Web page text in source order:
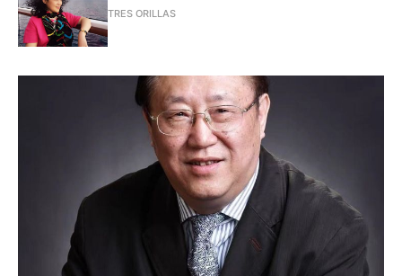
TRES ORILLAS